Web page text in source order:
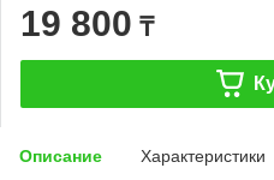
19 800 ₸
Описание Характеристики